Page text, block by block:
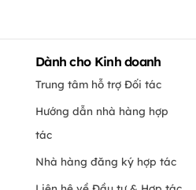
Dành cho Kinh doanh
Trung tâm hỗ trợ Đối tác
Hướng dẫn nhà hàng hợp
tác
Nhà hàng đăng ký hợp tác